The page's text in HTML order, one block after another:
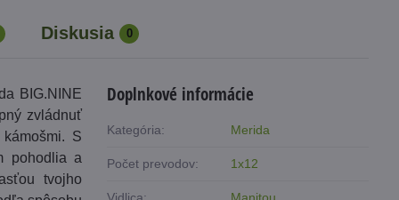
Diskusia 0
BIG.NINE
zvládnuť
S
pohodlia a
tvojho
Doplnkové informácie
Kategória: Merida
Počet prevodov: 1x12